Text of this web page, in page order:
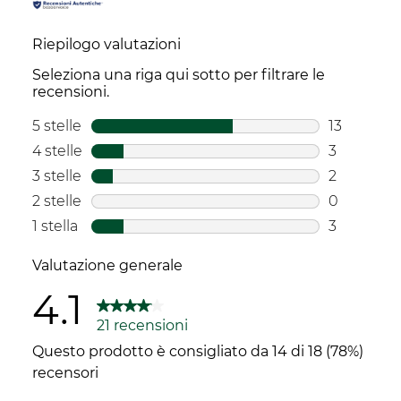
Riepilogo valutazioni
Seleziona una riga qui sotto per filtrare le
recensioni.
5 stelle stelle
13
13
4 stelle stelle
3
3
3 stelle stelle
2
2
2 stelle stelle
0
0
1 stella stelle
3
Valutazione generale
4.1
21 recensioni
Questo prodotto è consigliato da 14 di 18 (78%)
recensori